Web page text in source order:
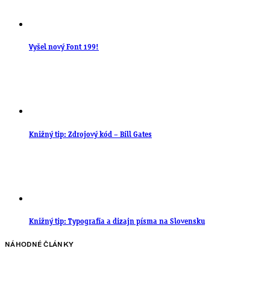
Vyšel nový Font 199!
Knižný tip: Zdrojový kód – Bill Gates
Knižný tip: Typografia a dizajn písma na Slovensku
NÁHODNÉ ČLÁNKY